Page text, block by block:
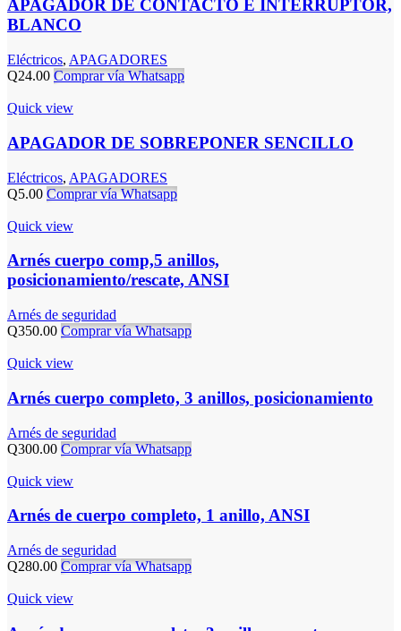
APAGADOR DE CONTACTO E INTERRUPTOR,
BLANCO
Eléctricos, APAGADORES
Q24.00 Comprar vía Whatsapp
Quick view
APAGADOR DE SOBREPONER SENCILLO
Eléctricos, APAGADORES
Q5.00 Comprar vía Whatsapp
Quick view
Arnés cuerpo comp,5 anillos,
posicionamiento/rescate, ANSI
Arnés de seguridad
Q350.00 Comprar vía Whatsapp
Quick view
Arnés cuerpo completo, 3 anillos, posicionamiento
Arnés de seguridad
Q300.00 Comprar vía Whatsapp
Quick view
Arnés de cuerpo completo, 1 anillo, ANSI
Arnés de seguridad
Q280.00 Comprar vía Whatsapp
Quick view